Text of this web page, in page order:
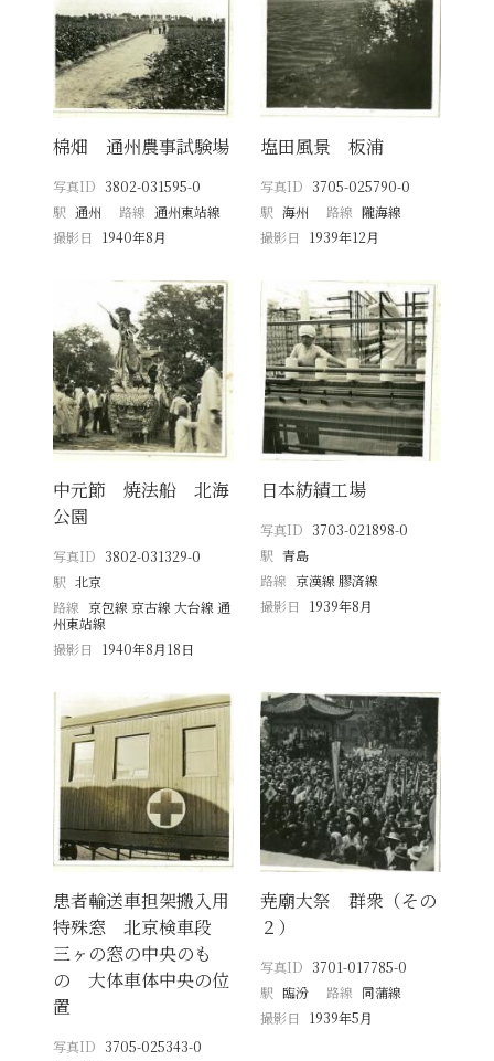
棉畑 通州農事試験場
写真ID 3802-031595-0
駅 通州 路線 通州東站線
撮影日
1940年8月
塩田風景 板浦
写真ID 3705-025790-0
駅 海州 路線 隴海線
撮影日
1939年12月
中元節 焼法船 北海
公園
写真ID 3802-031329-0
駅 北京
路線 京包線 京古線 大台線 通
州東站線
撮影日
1940年8月18日
日本紡績工場
写真ID 3703-021898-0
駅 青島
路線 京漢線 膠済線
撮影日
1939年8月
患者輸送車担架搬入用
特殊窓 北京検車段
三ヶの窓の中央のも
の 大体車体中央の位
置
写真ID 3705-025343-0
尭廟大祭 群衆（その
２）
写真ID 3701-017785-0
駅 臨汾 路線 同蒲線
撮影日
1939年5月